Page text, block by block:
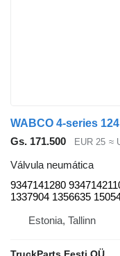
Gs. 171.500 EUR 25 ≈
Válvula neumática
9347141280
1337904 1356635
Estonia, Tallinn